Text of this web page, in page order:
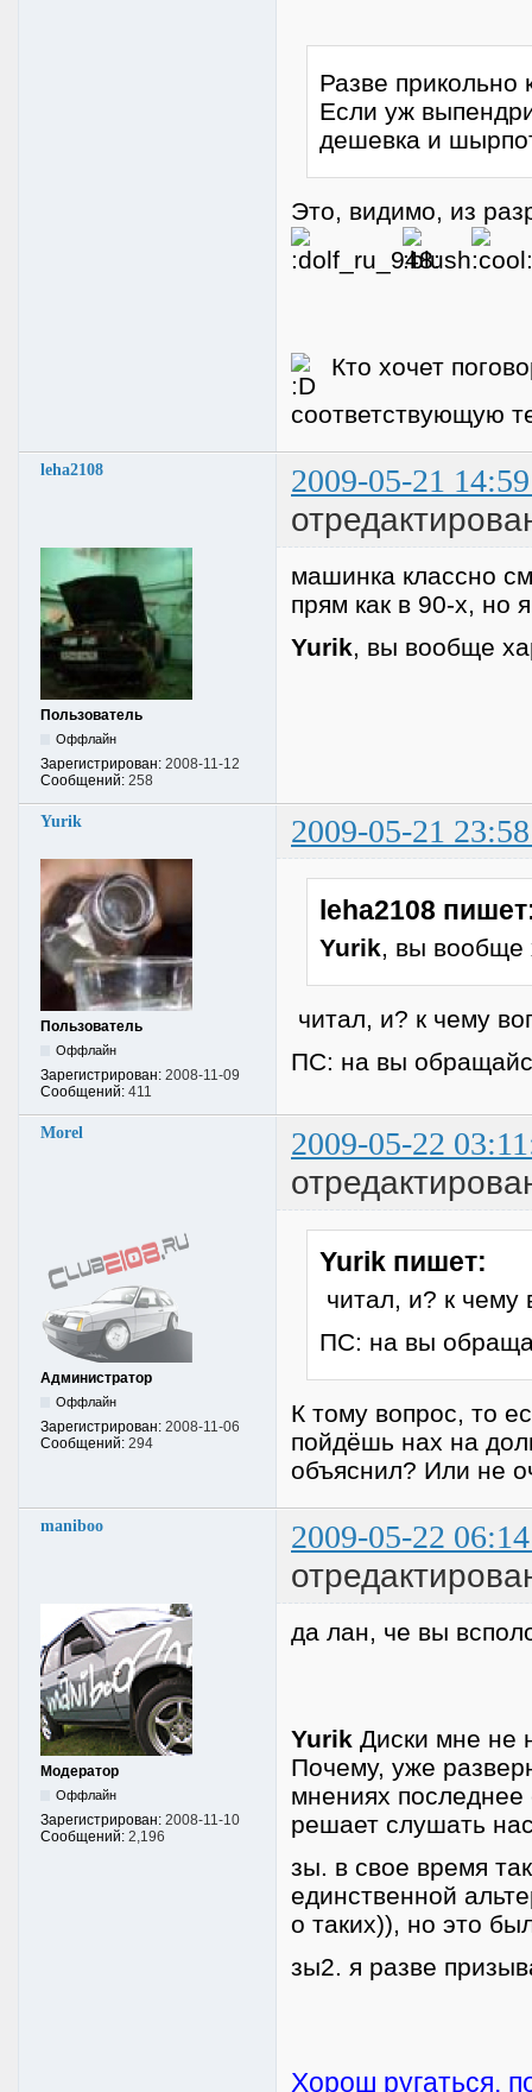
Разве
Если уж
дешевка и
Это, видимо, из
Кто хочет
соответствующую
leha2108 2009-05-21
Пользователь
Оффлайн
Зарегистрирован: 2008-11-12
Сообщений: 258
машинка классно
прям как в 90-х, но
Yurik, вы вообще
Yurik 2009-05-21
Пользователь
Оффлайн
Зарегистрирован: 2008-11-09
Сообщений: 411
leha2108
Yurik, вы вообще
читал, и? к чему
ПС: на вы
Morel 2009-05-22
Администратор
Оффлайн
Зарегистрирован: 2008-11-06
Сообщений: 294
Yurik пишет:
читал, и? к чему
ПС: на вы
К тому вопрос, то
пойдёшь нах на
объяснил? Или не
maniboo 2009-05-22
Модератор
Оффлайн
Зарегистрирован: 2008-11-10
Сообщений: 2,196
да лан, че вы
Yurik Диски мне не
Почему, уже
мнениях
решает слушать
зы. в свое время
единственной
о таких)), но это
зы2. я разве
Хорош ругаться,